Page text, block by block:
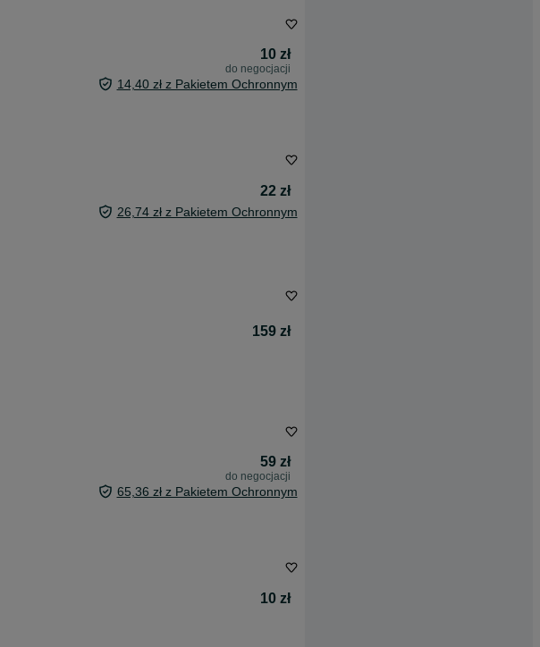
10 zł
do negocjacji
14,40 zł z Pakietem Ochronnym
22 zł
26,74 zł z Pakietem Ochronnym
159 zł
59 zł
do negocjacji
65,36 zł z Pakietem Ochronnym
10 zł